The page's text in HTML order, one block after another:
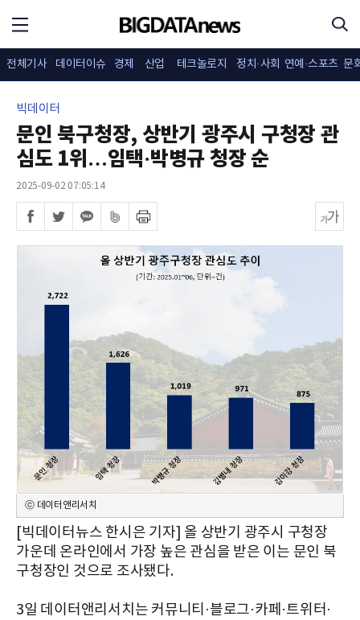
전체기사 데이터이슈 경제 산업 테크놀로지 정치·사회 연예·스포츠 문
빅데이터
문인 북구청장, 상반기 광주시 구청장 관
심도 1위…임택·박병규 청장 순
2025-09-02 07:05:14
ⓒ 데이터앤리서치
[빅데이터뉴스 한시은 기자] 올 상반기 광주시 구청장
가운데 온라인에서 가장 높은 관심을 받은 이는 문인 북
구청장인 것으로 조사됐다.
3일 데이터앤리서치는 커뮤니티·블로그·카페·트위터·